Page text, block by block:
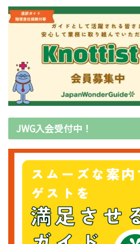
JWG入会受付中！